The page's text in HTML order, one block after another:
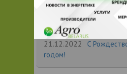
годом!
27.11.2023 Новогодняя
торговом центре Dana
21.12.2022
С
годом!